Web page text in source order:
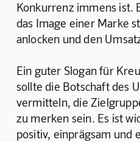
Konkurrenz immens ist.
das Image einer Marke
anlocken und den
Ein guter Slogan für
sollte die Botschaft des
vermitteln, die
zu merken sein. Es ist
positiv, einprägsam und